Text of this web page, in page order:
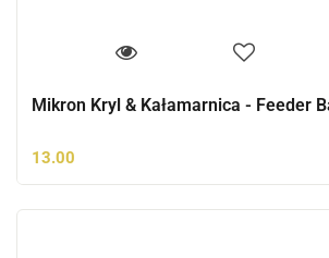
Mikron Kryl & Kałamarnica - Feeder
13.00